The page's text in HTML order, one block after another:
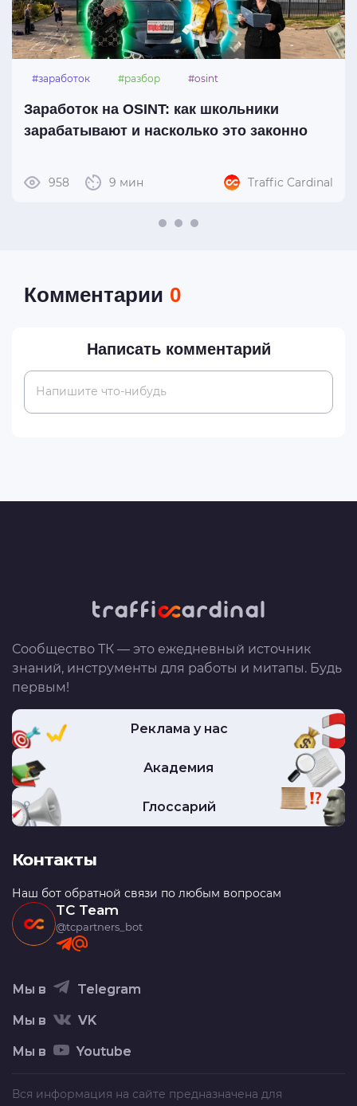
#заработок #разбор #osint
Заработок на OSINT: как школьники
зарабатывают и насколько это законно
958 9 мин Traffic Cardinal
Комментарии 0
Написать комментарий
Напишите что-нибудь
Сообщество ТК — это ежедневный источник
знаний, инструменты для работы и митапы. Будь
первым!
Реклама у нас
Академия
Глоссарий
Контакты
Наш бот обратной связи по любым вопросам
TC Team
@tcpartners_bot
Мы в Telegram
Мы в VK
Мы в Youtube
Вся информация на сайте предназначена для